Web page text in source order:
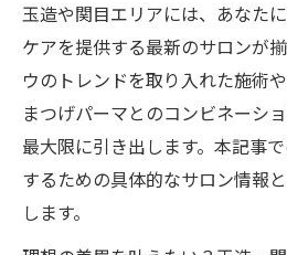
玉造や関目エリアには、あなた
ケアを提供する最新のサロンが
ウのトレンドを取り入れた施術
まつげパーマとのコンビネーシ
最大限に引き出します。本記事
するための具体的なサロン情報
します。